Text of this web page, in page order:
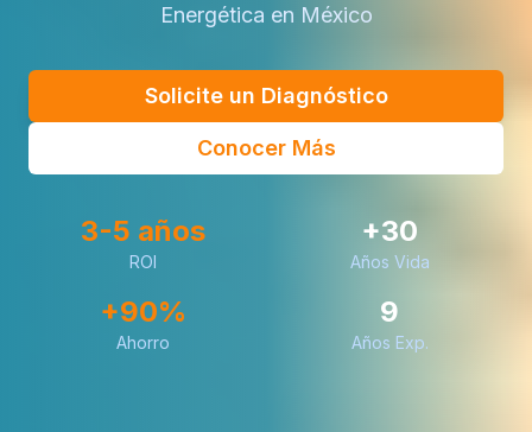
Energética en México
Solicite un Diagnóstico
Conocer Más
3-5 años
ROI
+30
Años Vida
+90%
Ahorro
9
Años Exp.